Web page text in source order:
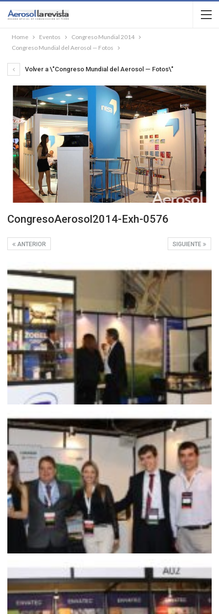
Home Eventos
Congreso Mundial 2014
Congreso Mundial del Aerosol — Fotos
Volver a \"Congreso Mundial del Aerosol — Fotos\"
CongresoAerosol2014-Exh-0576
SIGUIENTE
ANTERIOR